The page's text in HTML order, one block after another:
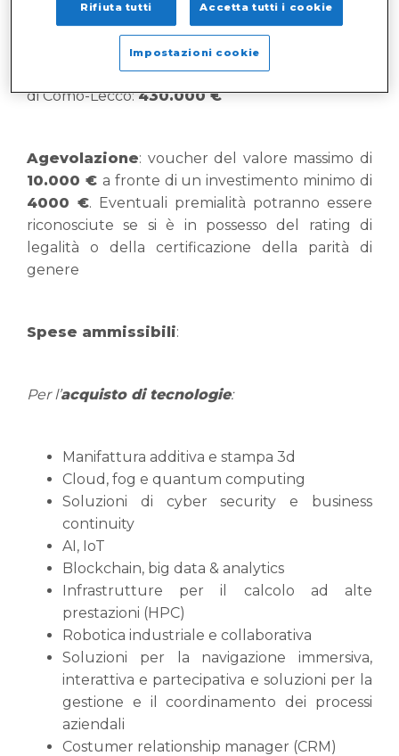
Soggetti beneficiari : PMI della Lombardia
Dotazione finanziaria destinata alla circoscrizione
di Como-Lecco:430.000 €
Agevolazione: voucher del valore massimo di
10.000 € a fronte di un investimento minimo di
4000 €. Eventuali premialità potranno essere
riconosciute se si è in possesso del rating di
legalità o della certificazione della parità di
genere
Spese ammissibili:
Per l’acquisto di tecnologie:
Manifattura additiva e stampa 3d
Cloud, fog e quantum computing
Soluzioni di cyber security e business
continuity
AI, IoT
Blockchain, big data & analytics
Infrastrutture per il calcolo ad alte
prestazioni (HPC)
Robotica industriale e collaborativa
Soluzioni per la navigazione immersiva,
interattiva e partecipativa e soluzioni per la
gestione e il coordinamento dei processi
aziendali
Costumer relationship manager (CRM)
Rifiuta tutti Accetta tutti i cookie
Impostazioni cookie